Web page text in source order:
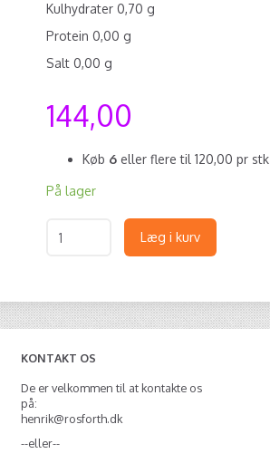
Kulhydrater 0,70 g
Protein 0,00 g
Salt 0,00 g
144,00
Køb 6 eller flere til 120,00 pr
På lager
Læg i kurv
KONTAKT OS
De er velkommen til at kontakte os
på:
henrik@rosforth.dk
--eller--